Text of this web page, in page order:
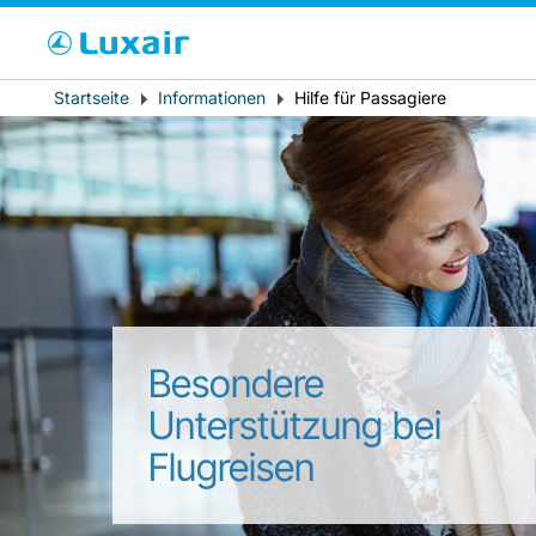
LuxairTours
Bitte wählen
Wohnsitz
Breadcrumb
Startseite Informationen Hilfe für Passagiere
Besondere
Unterstützung bei
Flugreisen